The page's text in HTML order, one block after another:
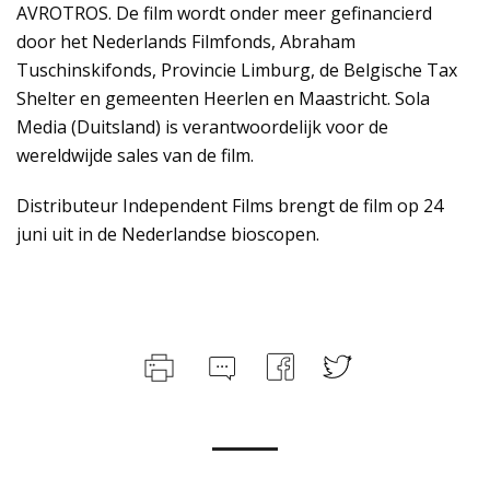
AVROTROS. De film wordt onder meer gefinancierd
door het Nederlands Filmfonds, Abraham
Tuschinskifonds, Provincie Limburg, de Belgische Tax
Shelter en gemeenten Heerlen en Maastricht. Sola
Media (Duitsland) is verantwoordelijk voor de
wereldwijde sales van de film.
Distributeur Independent Films brengt de film op 24
juni uit in de Nederlandse bioscopen.